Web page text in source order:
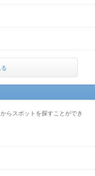
らスポットを探すことができ